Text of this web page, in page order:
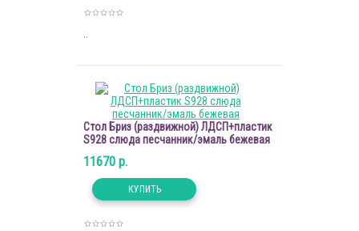
Стол Бриз (раздвижной) ЛДСП+пластик
S928 слюда песчанник/эмаль бежевая
11670 р.